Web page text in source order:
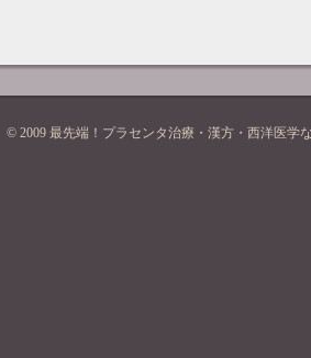
© 2009 最先端！プラセンタ治療・漢方・西洋医学